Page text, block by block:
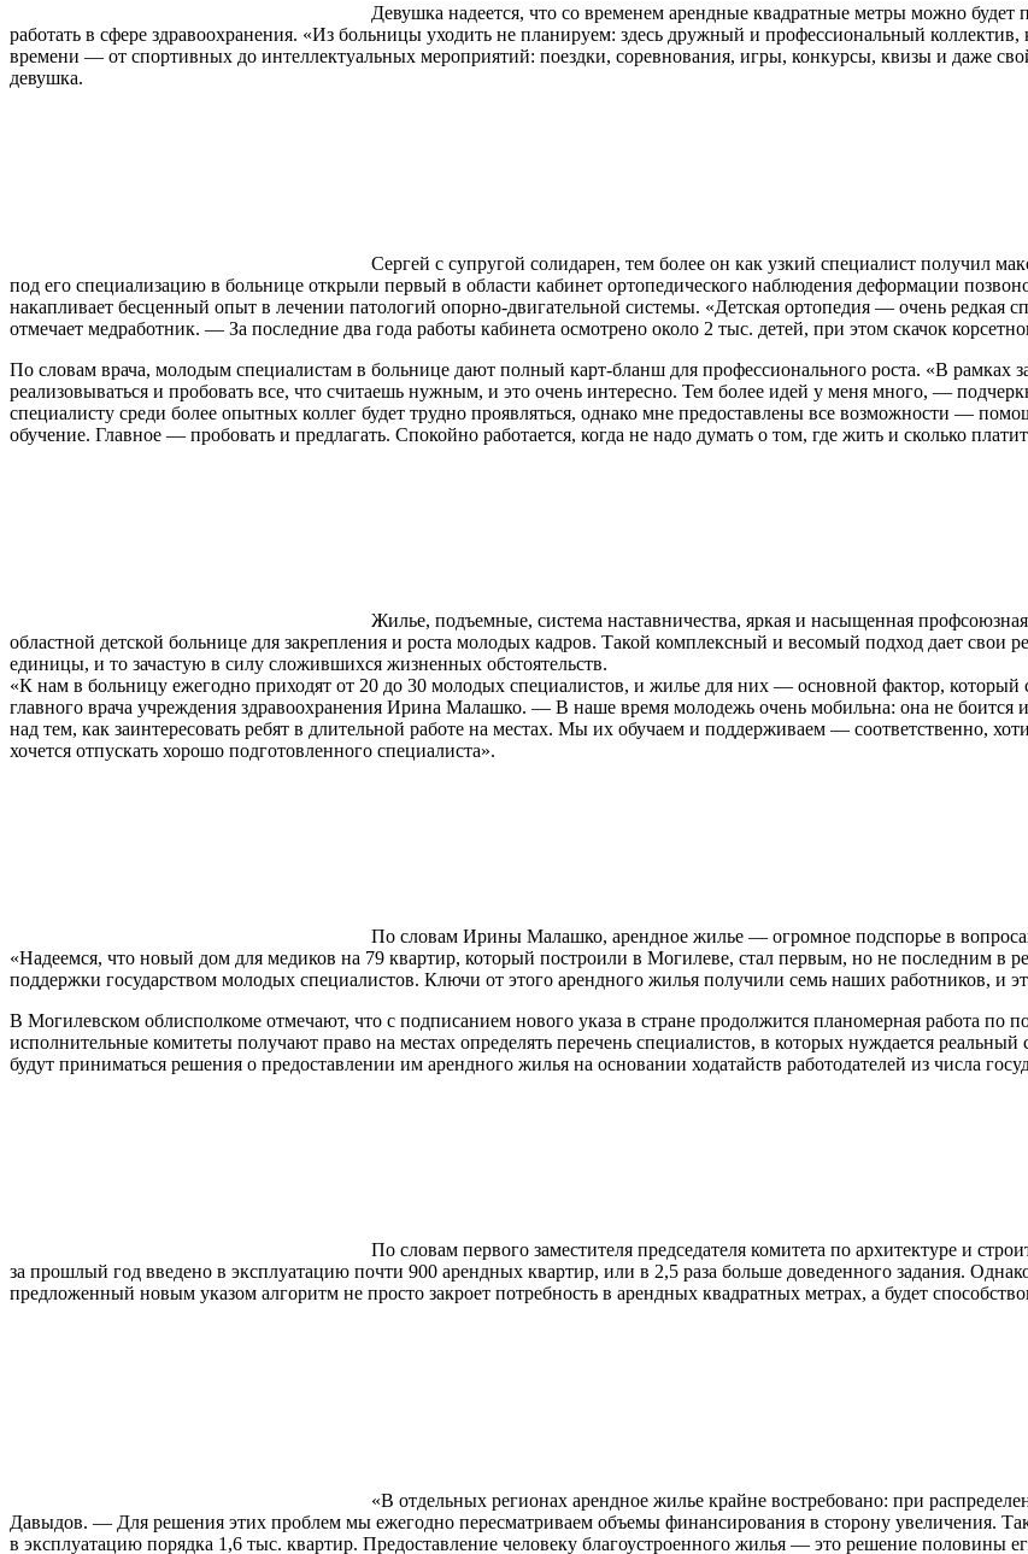
Девушка надеется, что со временем арендные квадратные метры можно будет
работать в сфере здравоохранения. «Из больницы уходить не планируем: здесь дружный и профессиональный
времени — от спортивных до интеллектуальных мероприятий: поездки, соревнования, игры, конкурсы, квизы и даже
девушка.
Сергей с супругой солидарен, тем более он как узкий специалист получил
под его специализацию в больнице открыли первый в области кабинет ортопедического наблюдения деформации
накапливает бесценный опыт в лечении патологий опорно-двигательной системы. «Детская ортопедия — очень редкая
отмечает медработник. — За последние два года работы кабинета осмотрено около 2 тыс. детей, при этом скачок
По словам врача, молодым специалистам в больнице дают полный карт-бланш для профессионального роста. «В рамках
реализовываться и пробовать все, что считаешь нужным, и это очень интересно. Тем более идей у меня много, —
специалисту среди более опытных коллег будет трудно проявляться, однако мне предоставлены все возможности —
обучение. Главное — пробовать и предлагать. Спокойно работается, когда не надо думать о том, где жить и сколько
Жилье, подъемные, система наставничества, яркая и насыщенная
областной детской больнице для закрепления и роста молодых кадров. Такой комплексный и весомый подход дает свои
единицы, и то зачастую в силу сложившихся жизненных обстоятельств.
«К нам в больницу ежегодно приходят от 20 до 30 молодых специалистов, и жилье для них — основной фактор, который
главного врача учреждения здравоохранения Ирина Малашко. — В наше время молодежь очень мобильна: она не боится
над тем, как заинтересовать ребят в длительной работе на местах. Мы их обучаем и поддерживаем — соответственно,
хочется отпускать хорошо подготовленного специалиста».
По словам Ирины Малашко, арендное жилье — огромное подспорье в
«Надеемся, что новый дом для медиков на 79 квартир, который построили в Могилеве, стал первым, но не последним
поддержки государством молодых специалистов. Ключи от этого арендного жилья получили семь наших работников, и
В Могилевском облисполкоме отмечают, что с подписанием нового указа в стране продолжится планомерная работа
исполнительные комитеты получают право на местах определять перечень специалистов, в которых нуждается
будут приниматься решения о предоставлении им арендного жилья на основании ходатайств работодателей из числа
По словам первого заместителя председателя комитета по архитектуре и
за прошлый год введено в эксплуатацию почти 900 арендных квартир, или в 2,5 раза больше доведенного задания.
предложенный новым указом алгоритм не просто закроет потребность в арендных квадратных метрах, а будет
«В отдельных регионах арендное жилье крайне востребовано: при
Давыдов. — Для решения этих проблем мы ежегодно пересматриваем объемы финансирования в сторону увеличения.
в эксплуатацию порядка 1,6 тыс. квартир. Предоставление человеку благоустроенного жилья — это решение половины